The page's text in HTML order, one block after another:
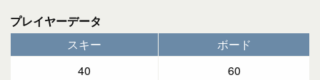
プレイヤーデータ
スキー
ボード
40
60